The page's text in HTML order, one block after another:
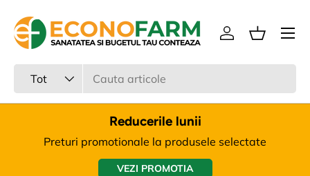
Sari la continut
Tot
Intra in cont
Cos
Meniu
Reducerile lunii
Preturi promotionale la produsele selectate
VEZI PROMOTIA